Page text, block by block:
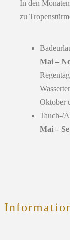
In den
zu
Mai –
Oktober
Tauch-/
Mai –